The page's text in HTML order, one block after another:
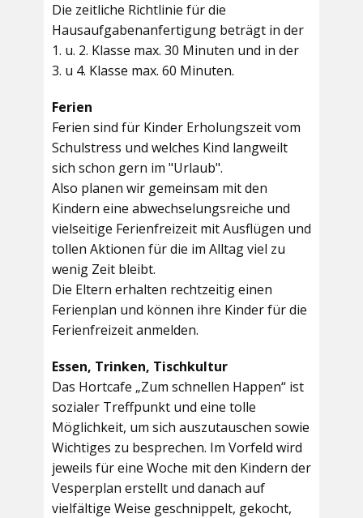
Die zeitliche Richtlinie für die
Hausaufgabenanfertigung beträgt in der
1. u. 2. Klasse max. 30 Minuten und in der
3. u 4. Klasse max. 60 Minuten.
Ferien
Ferien sind für Kinder Erholungszeit vom
Schulstress und welches Kind langweilt
sich schon gern im "Urlaub".
Also planen wir gemeinsam mit den
Kindern eine abwechselungsreiche und
vielseitige Ferienfreizeit mit Ausflügen und
tollen Aktionen für die im Alltag viel zu
wenig Zeit bleibt.
Die Eltern erhalten rechtzeitig einen
Ferienplan und können ihre Kinder für die
Ferienfreizeit anmelden.
Essen, Trinken, Tischkultur
Das Hortcafe „Zum schnellen Happen“ ist
sozialer Treffpunkt und eine tolle
Möglichkeit, um sich auszutauschen sowie
Wichtiges zu besprechen. Im Vorfeld wird
jeweils für eine Woche mit den Kindern der
Vesperplan erstellt und danach auf
vielfältige Weise geschnippelt, gekocht,